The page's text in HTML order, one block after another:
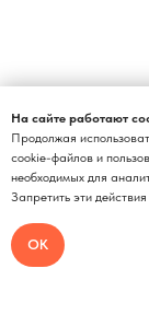
На сайте работают
Продолжая
cookie-файлов и
необходимых для
Запретить эти
ОК